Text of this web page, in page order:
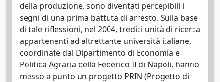
della produzione, sono diventati percepibili i
segni di una prima battuta di arresto. Sulla base
di tale riflessioni, nel 2004, tredici unità di ricerca
appartenenti ad altrettante università italiane,
coordinate dal Dipartimento di Economia e
Politica Agraria della Federico II di Napoli, hanno
messo a punto un progetto PRIN (Progetto di